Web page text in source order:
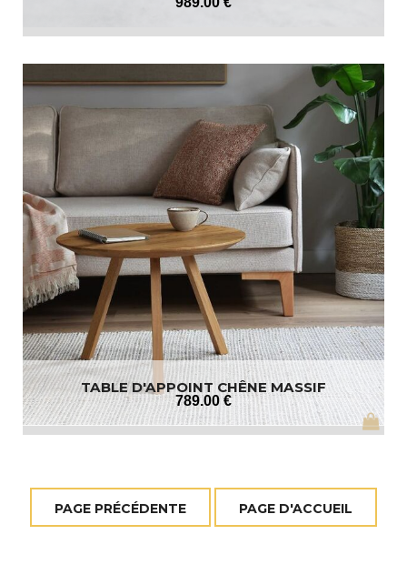
TABLE D'APPOINT CHÊNE MASSIF
789.00 €